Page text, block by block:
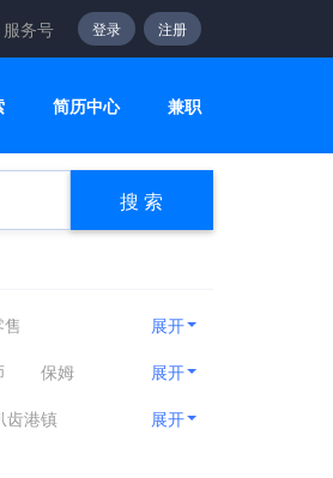
服务号 登录 注册
简历中心 兼职
搜 索
疗美容
展开
保姆
展开
齿港镇
展开